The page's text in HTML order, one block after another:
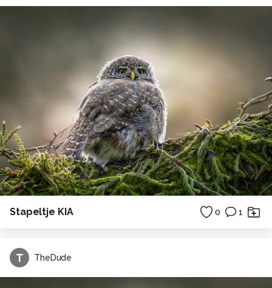
Stapeltje KIA 0 1
T TheDude